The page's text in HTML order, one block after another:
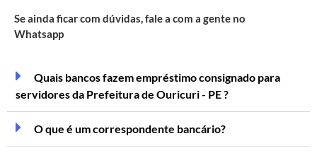
Se ainda ficar com dúvidas, fale a com a gente no
Whatsapp
Quais bancos fazem empréstimo consignado para
servidores da Prefeitura de Ouricuri - PE ?
O que é um correspondente bancário?